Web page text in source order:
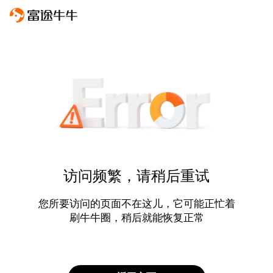
访问频繁，请稍后重试
您所要访问的页面不在这儿，它可能正忙着
刷牛牛圈，稍后就能恢复正常